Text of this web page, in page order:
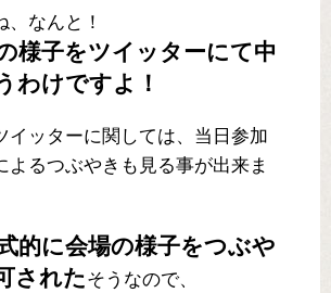
、なんと！
様子をツイッターにて中
わけですよ！
イッターに関しては、当日参加
よるつぶやきも見る事が出来ま
的に会場の様子をつぶや
された そうなので、